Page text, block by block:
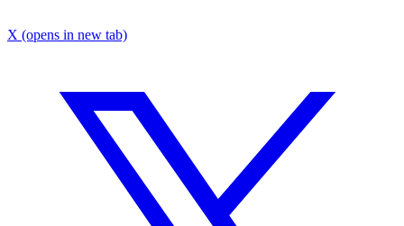
X (opens in new tab)